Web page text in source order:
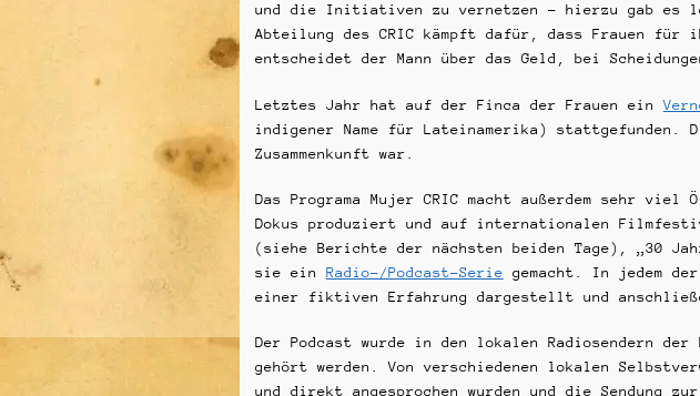
und die Initiativen zu vernetzen – hierzu gab es
Abteilung des CRIC kämpft dafür, dass Frauen
entscheidet der Mann über das Geld, bei
Letztes Jahr hat auf der Finca der Frauen ein
indigener Name für Lateinamerika) stattgefunden.
Zusammenkunft war.
Das Programa Mujer CRIC macht außerdem sehr
Dokus produziert und auf internationalen
(siehe Berichte der nächsten beiden Tage), „30
sie ein Radio-/Podcast-Serie gemacht. In jedem
einer fiktiven Erfahrung dargestellt und
Der Podcast wurde in den lokalen Radiosendern
gehört werden. Von verschiedenen lokalen
und direkt angesprochen wurden und die Sendung